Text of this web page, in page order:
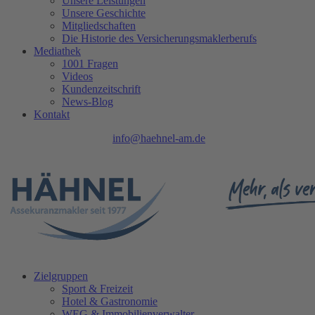
Unsere Geschichte
Mitgliedschaften
Die Historie des Versicherungsmaklerberufs
Mediathek
1001 Fragen
Videos
Kundenzeitschrift
News-Blog
Kontakt
info@haehnel-am.de
Zielgruppen
Sport & Freizeit
Hotel & Gastronomie